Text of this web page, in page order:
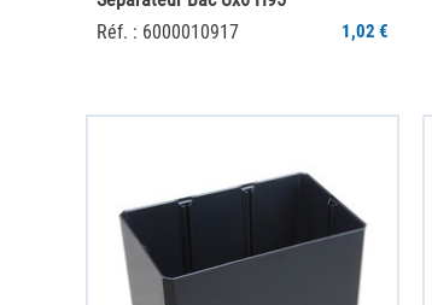
Réf. : 6000010917
1,02 €